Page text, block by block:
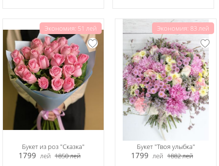
Экономия: 51 лей
Букет из роз "Сказка"
1799 лей 1850лей
Экономия: 83 лей
Букет "Твоя улыбка"
1799 лей 1882лей